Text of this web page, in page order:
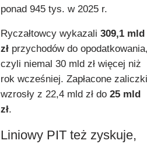
ponad 945 tys. w 2025 r.
Ryczałtowcy wykazali 309,1 mld
zł przychodów do
czyli niemal 30 mld zł więcej niż
rok wcześniej. Zapłacone zaliczki
wzrosły z 22,4 mld zł do 25 mld
zł.
Liniowy PIT też zyskuje,